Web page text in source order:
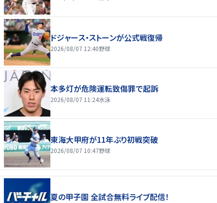
ドジャース・ストーンが公式戦復帰
2026/08/07 12:40野球
本多灯が危険運転致傷罪で起訴
2026/08/07 11:24水泳
東海大甲府が11年ぶり初戦突破
2026/08/07 10:47野球
夏の甲子園 全試合無料ライブ配信！